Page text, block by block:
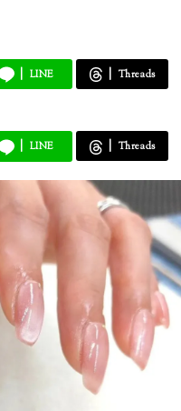
LINE Threads
LINE Threads